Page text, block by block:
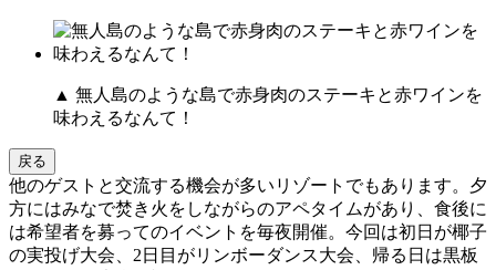
▲ 無人島のような島で赤身肉のステーキと赤ワインを
味わえるなんて！
戻る
他のゲストと交流する機会が多いリゾートでもあります。夕
方にはみなで焚き火をしながらのアペタイムがあり、食後に
は希望者を募ってのイベントを毎夜開催。今回は初日が椰子
の実投げ大会、2日目がリンボーダンス大会、帰る日は黒板